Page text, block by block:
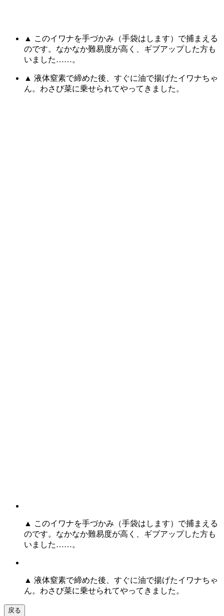
▲ このイワナを手づかみ（手袋はします）で捕まえる
のです。なかなか難易度が高く、ギブアップした方も
いました……。
▲ 液体窒素で締めた後、すぐに油で揚げたイワナちゃ
ん。わさび菜に乗せられてやってきました。
▲ このイワナを手づかみ（手袋はします）で捕まえる
のです。なかなか難易度が高く、ギブアップした方も
いました……。
▲ 液体窒素で締めた後、すぐに油で揚げたイワナちゃ
ん。わさび菜に乗せられてやってきました。
戻る